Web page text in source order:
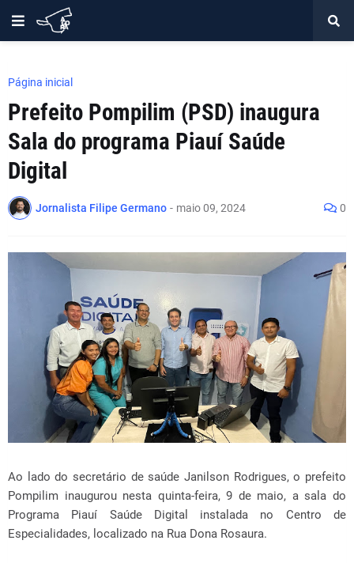
Página inicial
Prefeito Pompilim (PSD) inaugura
Sala do programa Piauí Saúde
Digital
Jornalista Filipe Germano - maio 09, 2024 0
Ao lado do secretário de saúde Janilson Rodrigues, o prefeito
Pompilim inaugurou nesta quinta-feira, 9 de maio, a sala do
Programa Piauí Saúde Digital instalada no Centro de
Especialidades, localizado na Rua Dona Rosaura.